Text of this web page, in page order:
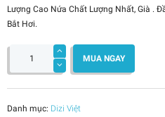
Lượng Cao Nứa Chất Lượng Nhất, Già .
Bắt Hơi.
Sáo
A4
Cấp
Siêu
MUA NGAY
Danh mục: Dizi Việt